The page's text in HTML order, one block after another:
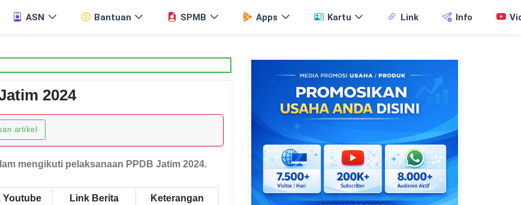
ASN Bantuan SPMB Apps Kartu Link Info
2024
artikel
mengikuti pelaksanaan PPDB Jatim 2024.
Youtube Link Berita Keterangan